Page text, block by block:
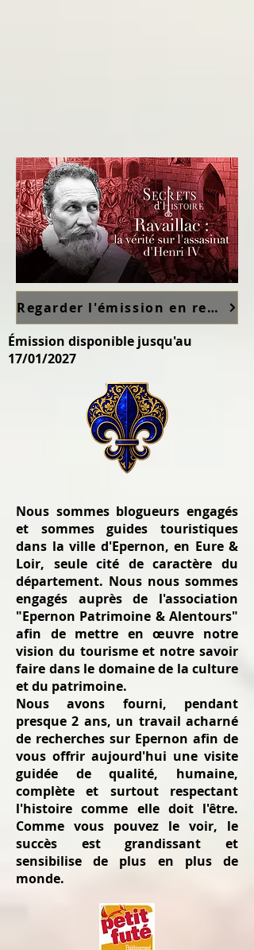
Regarder l'émission en replay sur France TV ici
Émission disponible jusqu'au
17/01/2027
Nous sommes blogueurs engagés
et sommes guides touristiques
dans la ville d'Epernon, en Eure &
Loir, seule cité de caractère du
département. Nous nous sommes
engagés auprès de l'association
"Epernon Patrimoine & Alentours"
afin de mettre en œuvre notre
vision du tourisme et notre savoir
faire dans le domaine de la culture
et du patrimoine.
Nous avons fourni, pendant
presque 2 ans, un travail acharné
de recherches sur Epernon afin de
vous offrir aujourd'hui une visite
guidée de qualité, humaine,
complète et surtout respectant
l'histoire comme elle doit l'être.
Comme vous pouvez le voir, le
succès est grandissant et
sensibilise de plus en plus de
monde.